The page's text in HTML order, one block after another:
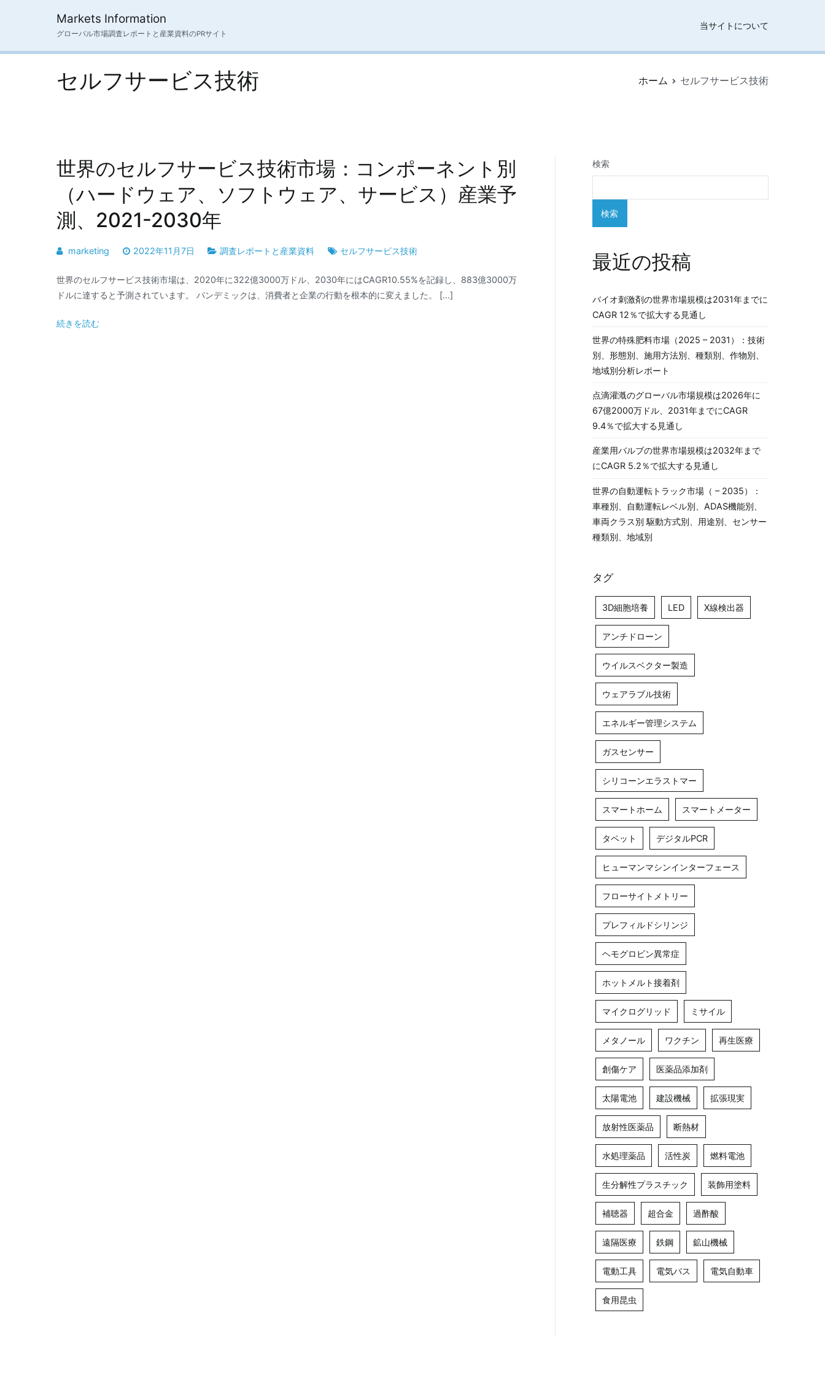
ス
Markets Information
グローバル市場調査レポートと産業資料のPRサイト
当サイトについて
セルフサービス技術 ホーム セルフサービス技術
世界のセルフサービス技術市場：コンポーネント別
（ハードウェア、ソフトウェア、サービス）産業予
測、2021-2030年
marketing 2022年11月7日 調査レポートと産業資料 セルフサービス技術
世界のセルフサービス技術市場は、2020年に322億3000万ドル、2030年にはCAGR10.55%を記録し、883億3000万
ドルに達すると予測されています。 パンデミックは、消費者と企業の行動を根本的に変えました。 […]
続きを読む
検索
検索
最近の投稿
バイオ刺激剤の世界市場規模は2031年までに
CAGR 12％で拡大する見通し
世界の特殊肥料市場（2025 – 2031）：技術
別、形態別、施用方法別、種類別、作物別、
地域別分析レポート
点滴灌漑のグローバル市場規模は2026年に
67億2000万ドル、2031年までにCAGR
9.4％で拡大する見通し
産業用バルブの世界市場規模は2032年まで
にCAGR 5.2％で拡大する見通し
世界の自動運転トラック市場（ – 2035）：
車種別、自動運転レベル別、ADAS機能別、
車両クラス別 駆動方式別、用途別、センサー
種類別、地域別
タグ
3D細胞培養 LED X線検出器
アンチドローン
ウイルスベクター製造
ウェアラブル技術
エネルギー管理システム
ガスセンサー
シリコーンエラストマー
スマートホーム スマートメーター
タペット デジタルPCR
ヒューマンマシンインターフェース
フローサイトメトリー
プレフィルドシリンジ
ヘモグロビン異常症
ホットメルト接着剤
マイクログリッド ミサイル
メタノール ワクチン 再生医療
創傷ケア 医薬品添加剤
太陽電池 建設機械 拡張現実
放射性医薬品 断熱材
水処理薬品 活性炭 燃料電池
生分解性プラスチック 装飾用塗料
補聴器 超合金 過酢酸
遠隔医療 鉄鋼 鉱山機械
電動工具 電気バス 電気自動車
食用昆虫